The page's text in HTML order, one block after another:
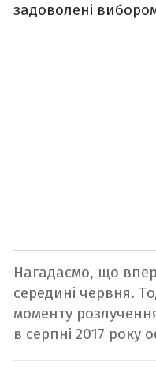
задоволені
Нагадаємо, що
середині червня.
моменту
в серпні 2017 року